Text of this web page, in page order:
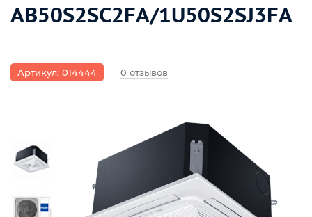
AB50S2SC2FA/1U50S2SJ3FA
Артикул: 014444 0 отзывов